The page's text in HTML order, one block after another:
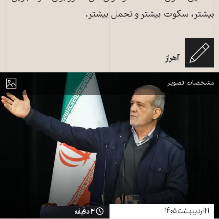
بیشتر، سکوت بیشتر و تحمل بیشتر.
آهراز
نمایش
مشخصات تصویر
مسعود پزشکیان، رئیس‌جمهور ایران در سخنانی مراسم روز دانشجو در دانشگاه
بهشتی ـ ۱۶ آذر ۱۴۰۴ ـ عکس از پایگاه اطلاع‌رسانی ریاست جمهوری
۲۱ اردیبهشت ۱۴۰۵ ۳ دقیقه